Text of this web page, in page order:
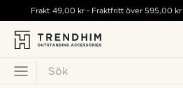
Sök
Frakt 49,00 kr- Fraktfritt över595,00 kr